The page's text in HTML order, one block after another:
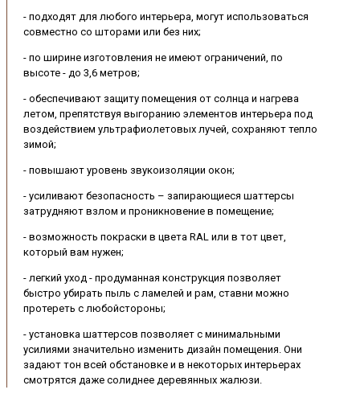
- подходят для любого интерьера, могут использоваться
совместно со шторами или без них;
- по ширине изготовления не имеют ограничений, по
высоте - до 3,6 метров;
- обеспечивают защиту помещения от солнца и нагрева
летом, препятствуя выгоранию элементов интерьера под
воздействием ультрафиолетовых лучей, сохраняют тепло
зимой;
- повышают уровень звукоизоляции окон;
- усиливают безопасность – запирающиеся шаттерсы
затрудняют взлом и проникновение в помещение;
- возможность покраски в цвета RAL или в тот цвет,
который вам нужен;
- легкий уход - продуманная конструкция позволяет
быстро убирать пыль с ламелей и рам, ставни можно
протереть с любойстороны;
- установка шаттерсов позволяет с минимальными
усилиями значительно изменить дизайн помещения. Они
задают тон всей обстановке и в некоторых интерьерах
смотрятся даже солиднее деревянных жалюзи.